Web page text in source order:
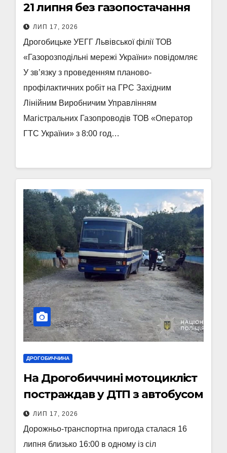
21 липня без газопостачання
ЛИП 17, 2026
Дрогобицьке УЕГГ Львівської філії ТОВ
«Газорозподільні мережі України» повідомляє
У зв’язку з проведенням планово-
профілактичних робіт на ГРС Західним
Лінійним Виробничим Управлінням
Магістральних Газопроводів ТОВ «Оператор
ГТС України» з 8:00 год…
ДРОГОБИЧЧИНА
На Дрогобиччині мотоцикліст
постраждав у ДТП з автобусом
ЛИП 17, 2026
Дорожньо-транспортна пригода сталася 16
липня близько 16:00 в одному із сіл